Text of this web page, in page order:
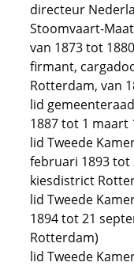
directeur
Stoomvaart-
van 1873 tot 1880
firmant,
Rotterdam, van
lid
1887 tot 1 maart
lid Tweede
februari 1893 tot
kiesdistrict
lid Tweede
1894 tot 21
Rotterdam)
lid Tweede